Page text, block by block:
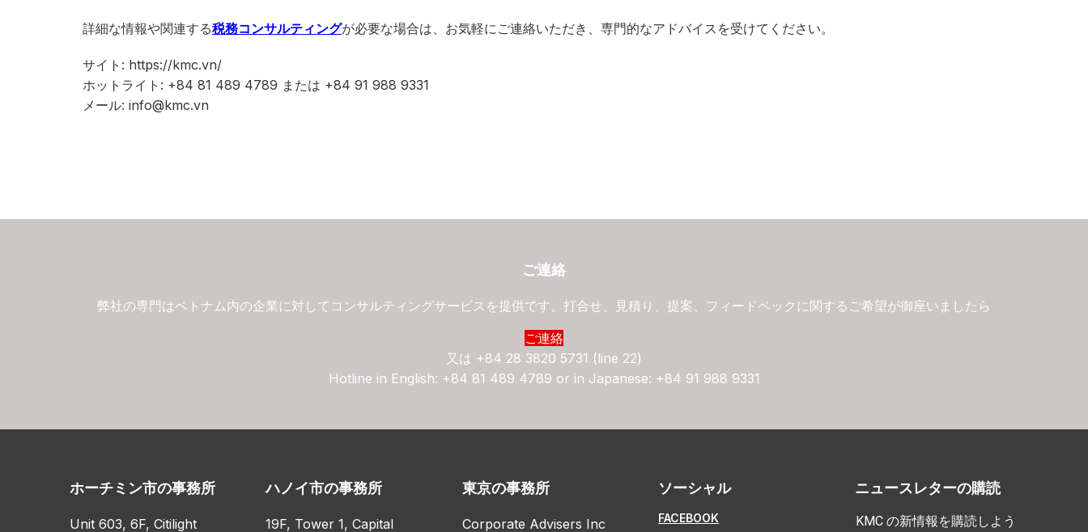
詳細な情報や関連する税務コンサルティングが必要な場合は、お気軽にご連絡いただき、専門的なアドバイスを受けてください。
サイト: https://kmc.vn/
ホットライト: +84 81 489 4789 または +84 91 988 9331
メール: info@kmc.vn
ご連絡
弊社の専門はベトナム内の企業に対してコンサルティングサービスを提供です。打合せ、見積り、提案、フィードベックに関するご希望が御座いましたら
ご連絡
又は +84 28 3820 5731 (line 22)
Hotline in English: +84 81 489 4789 or in Japanese: +84 91 988 9331
ホーチミン市の事務所
Unit 603, 6F, Citilight
ハノイ市の事務所
19F, Tower 1, Capital
東京の事務所
Corporate Advisers Inc
ソーシャル
FACEBOOK
ニュースレターの購読
KMC の新情報を購読しよう